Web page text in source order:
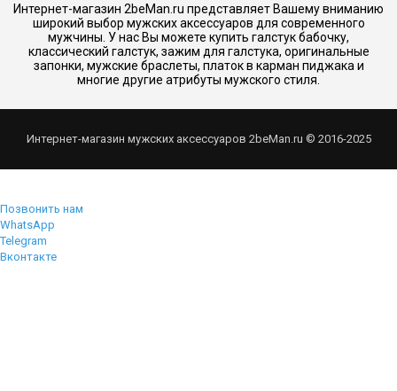
Интернет-магазин 2beMan.ru представляет Вашему вниманию
широкий выбор мужских аксессуаров для современного
мужчины. У нас Вы можете купить галстук бабочку,
классический галстук, зажим для галстука, оригинальные
запонки, мужские браслеты, платок в карман пиджака и
многие другие атрибуты мужского стиля.
Интернет-магазин мужских аксессуаров 2beMan.ru © 2016-2025
Позвонить нам
WhatsApp
Telegram
Вконтакте